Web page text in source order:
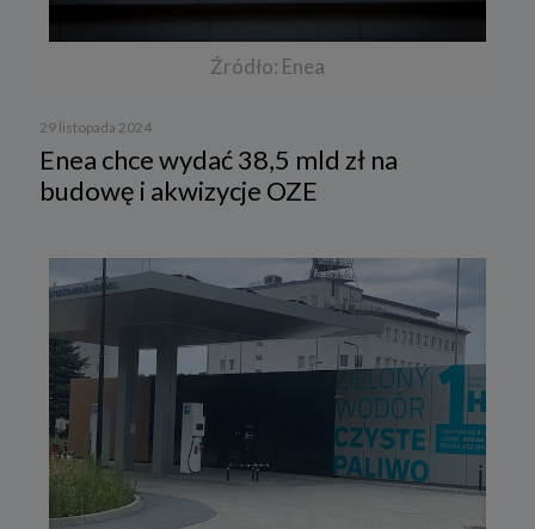
Źródło: Enea
29 listopada 2024
Enea chce wydać 38,5 mld zł na
budowę i akwizycje OZE